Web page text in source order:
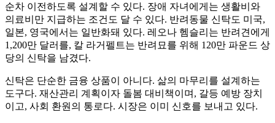
순차 이전하도록 설계할 수 있다. 장애 자녀에게는 생활비와
의료비만 지급하는 조건도 달 수 있다. 반려동물 신탁도 미국,
일본, 영국에서는 일반화돼 있다. 레오나 헴슬리는 반려견에게
1,200만 달러를, 칼 라거펠트는 반려묘를 위해 120만 파운드 상
당의 신탁을 남겼다.
신탁은 단순한 금융 상품이 아니다. 삶의 마무리를 설계하는
도구다. 재산관리 계획이자 돌봄 대비책이며, 갈등 예방 장치
이고, 사회 환원의 통로다. 시장은 이미 신호를 보내고 있다.